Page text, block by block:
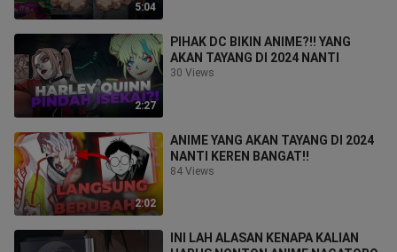
5:04
2:27
PIHAK DC BIKIN ANIME?!! YANG
AKAN TAYANG DI 2024 NANTI
30 Views
2:02
ANIME YANG AKAN TAYANG DI 2024
NANTI KEREN BANGAT!!
84 Views
INI LAH ALASAN KENAPA KALIAN